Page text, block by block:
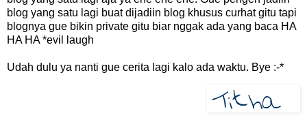
blog yang satu lagi buat dijadiin blog khusus curhat gitu tapi
blognya gue bikin private gitu biar nggak ada yang baca HA
HA HA *evil laugh
Udah dulu ya nanti gue cerita lagi kalo ada waktu. Bye :-*